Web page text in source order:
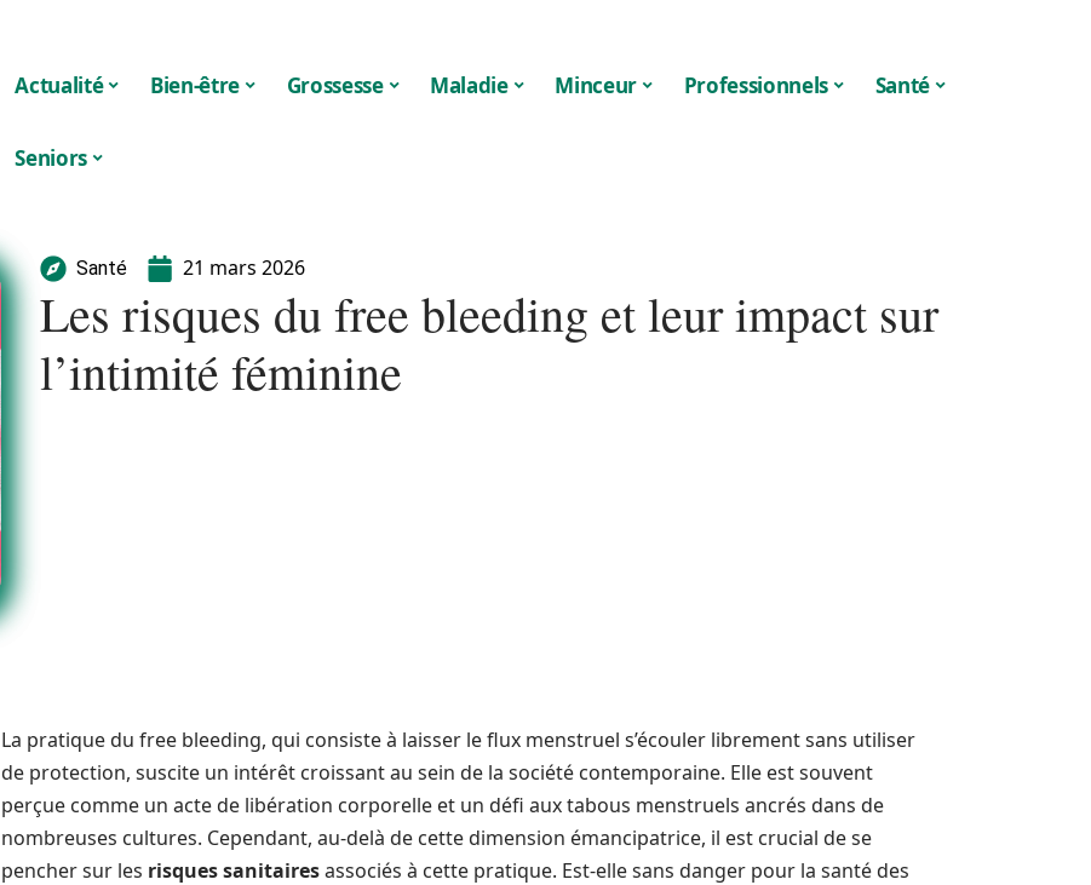
Actualité Bien-être Grossesse Maladie Minceur Professionnels Santé
Seniors
Santé 21 mars 2026
Les risques du free bleeding et leur impact sur
l’intimité féminine
La pratique du free bleeding, qui consiste à laisser le flux menstruel s’écouler librement sans utiliser
de protection, suscite un intérêt croissant au sein de la société contemporaine. Elle est souvent
perçue comme un acte de libération corporelle et un défi aux tabous menstruels ancrés dans de
nombreuses cultures. Cependant, au-delà de cette dimension émancipatrice, il est crucial de se
pencher sur les risques sanitairesassociés à cette pratique. Est-elle sans danger pour la santé des